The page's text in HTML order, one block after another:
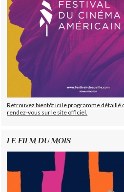
Retrouvez bientôt ici le programme détaillé
rendez-vous sur le site officiel.
LE FILM DU MOIS